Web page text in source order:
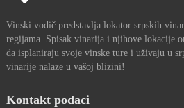
Vinski vodič predstavlja lokator srpskih
regijama. Spisak vinarija i njihove lokacije
da isplaniraju svoje vinske ture i uživaju u
vinarije nalaze u vašoj blizini!
Kontakt podaci